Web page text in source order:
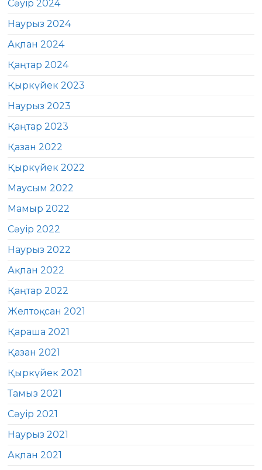
Сәуір 2024
Наурыз 2024
Ақпан 2024
Қаңтар 2024
Қыркүйек 2023
Наурыз 2023
Қаңтар 2023
Қазан 2022
Қыркүйек 2022
Маусым 2022
Мамыр 2022
Сәуір 2022
Наурыз 2022
Ақпан 2022
Қаңтар 2022
Желтоқсан 2021
Қараша 2021
Қазан 2021
Қыркүйек 2021
Тамыз 2021
Сәуір 2021
Наурыз 2021
Ақпан 2021